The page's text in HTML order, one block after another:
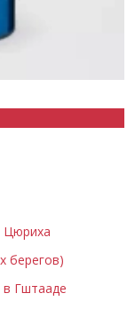
Цюриха
берегов)
в Гштааде